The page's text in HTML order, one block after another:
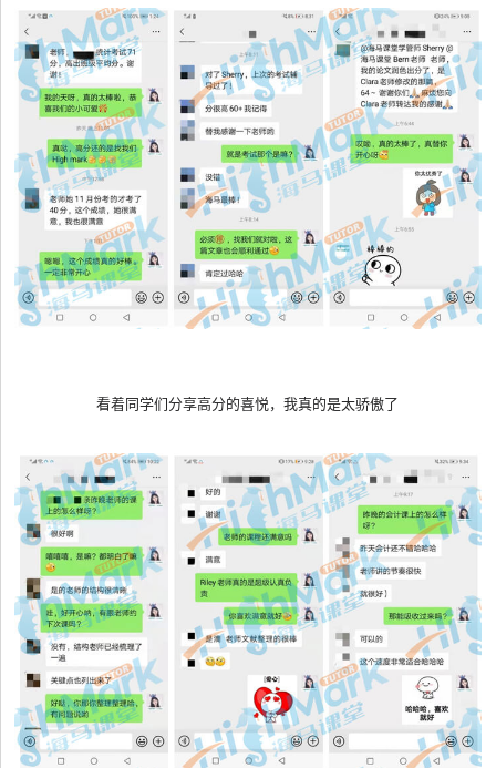
看着同学们分享高分的喜悦，我真的是太骄傲了